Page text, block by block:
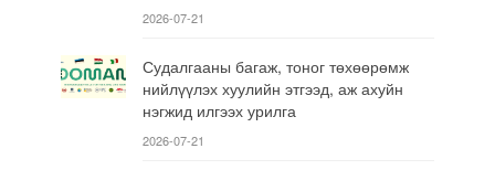
2026-07-21
Судалгааны багаж, тоног төхөөрөмж
нийлүүлэх хуулийн этгээд, аж ахуйн
нэгжид илгээх урилга
2026-07-21